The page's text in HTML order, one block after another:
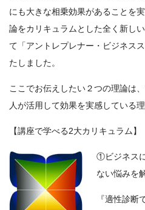
にも大きな相乗効果があることを
論をカリキュラムとした全く新し
て「アントレプレナー・ビジネス
たしました。
ここでお伝えしたい２つの理論は
人が活用して効果を実感している
【講座で学べる2大カリキュラム】
①ビジネス
ない悩みを
『適性診断